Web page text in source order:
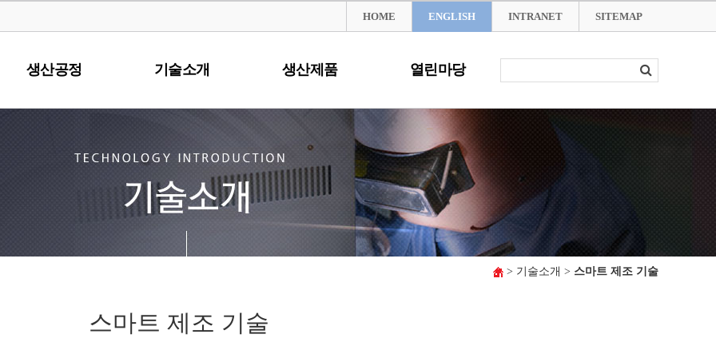
SITEMAP
INTRANET
ENGLISH
HOME
생산공정 기술소개 생산제품 열린마당
> 기술소개 > 스마트 제조 기술
스마트 제조 기술